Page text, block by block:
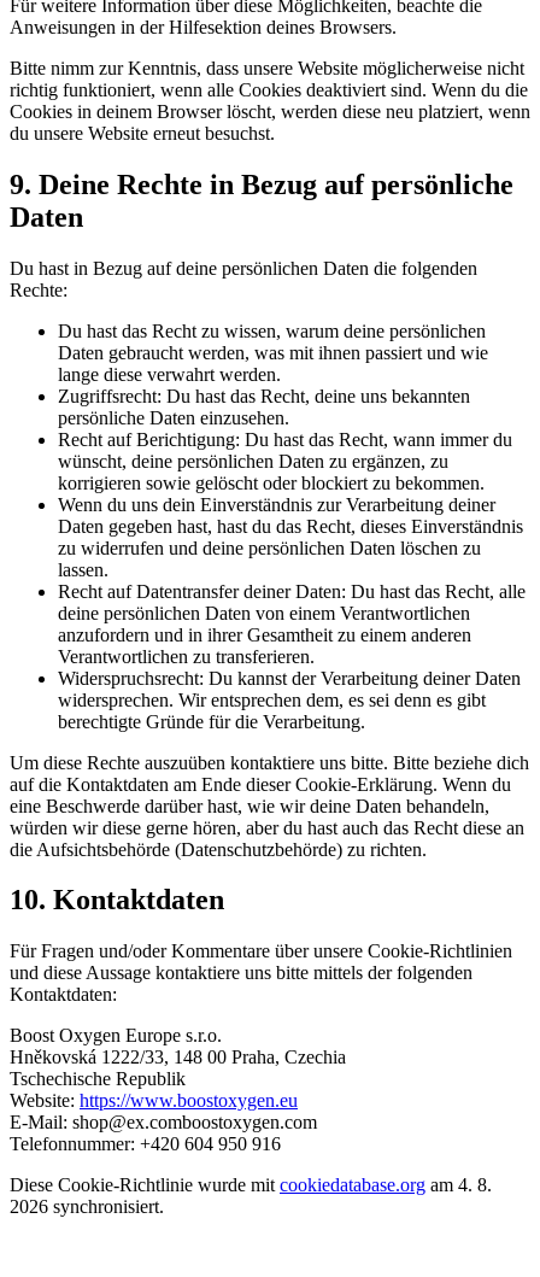
Für weitere Information über diese Möglichkeiten, beachte die
Anweisungen in der Hilfesektion deines Browsers.
Bitte nimm zur Kenntnis, dass unsere Website möglicherweise nicht
richtig funktioniert, wenn alle Cookies deaktiviert sind. Wenn du die
Cookies in deinem Browser löscht, werden diese neu platziert, wenn
du unsere Website erneut besuchst.
9. Deine Rechte in Bezug auf persönliche
Daten
Du hast in Bezug auf deine persönlichen Daten die folgenden
Rechte:
Du hast das Recht zu wissen, warum deine persönlichen
Daten gebraucht werden, was mit ihnen passiert und wie
lange diese verwahrt werden.
Zugriffsrecht: Du hast das Recht, deine uns bekannten
persönliche Daten einzusehen.
Recht auf Berichtigung: Du hast das Recht, wann immer du
wünscht, deine persönlichen Daten zu ergänzen, zu
korrigieren sowie gelöscht oder blockiert zu bekommen.
Wenn du uns dein Einverständnis zur Verarbeitung deiner
Daten gegeben hast, hast du das Recht, dieses Einverständnis
zu widerrufen und deine persönlichen Daten löschen zu
lassen.
Recht auf Datentransfer deiner Daten: Du hast das Recht, alle
deine persönlichen Daten von einem Verantwortlichen
anzufordern und in ihrer Gesamtheit zu einem anderen
Verantwortlichen zu transferieren.
Widerspruchsrecht: Du kannst der Verarbeitung deiner Daten
widersprechen. Wir entsprechen dem, es sei denn es gibt
berechtigte Gründe für die Verarbeitung.
Um diese Rechte auszuüben kontaktiere uns bitte. Bitte beziehe dich
auf die Kontaktdaten am Ende dieser Cookie-Erklärung. Wenn du
eine Beschwerde darüber hast, wie wir deine Daten behandeln,
würden wir diese gerne hören, aber du hast auch das Recht diese an
die Aufsichtsbehörde (Datenschutzbehörde) zu richten.
10. Kontaktdaten
Für Fragen und/oder Kommentare über unsere Cookie-Richtlinien
und diese Aussage kontaktiere uns bitte mittels der folgenden
Kontaktdaten:
Boost Oxygen Europe s.r.o.
Hněkovská 1222/33, 148 00 Praha, Czechia
Tschechische Republik
Website: https://www.boostoxygen.eu
E-Mail: shop@ex.comboostoxygen.com
Telefonnummer: +420 604 950 916
Diese Cookie-Richtlinie wurde mit cookiedatabase.org am 4. 8.
2026 synchronisiert.